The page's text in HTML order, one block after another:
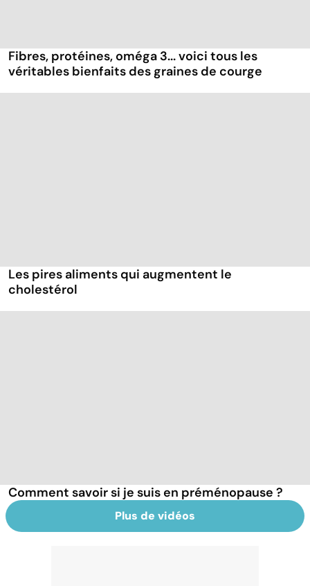
Fibres, protéines, oméga 3... voici tous les
véritables bienfaits des graines de courge
Les pires aliments qui augmentent le
cholestérol
Comment savoir si je suis en préménopause ?
Plus de vidéos